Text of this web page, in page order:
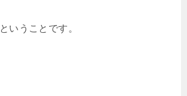
いうことです。